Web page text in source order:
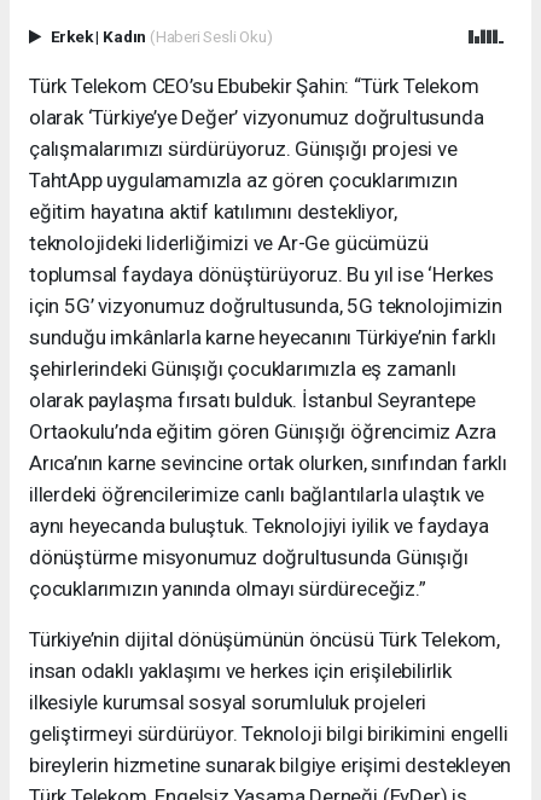
Erkek| Kadın (Haberi Sesli Oku)
Türk Telekom CEO’su Ebubekir Şahin: “Türk Telekom
olarak ‘Türkiye’ye Değer’ vizyonumuz doğrultusunda
çalışmalarımızı sürdürüyoruz. Günışığı projesi ve
TahtApp uygulamamızla az gören çocuklarımızın
eğitim hayatına aktif katılımını destekliyor,
teknolojideki liderliğimizi ve Ar-Ge gücümüzü
toplumsal faydaya dönüştürüyoruz. Bu yıl ise ‘Herkes
için 5G’ vizyonumuz doğrultusunda, 5G teknolojimizin
sunduğu imkânlarla karne heyecanını Türkiye’nin farklı
şehirlerindeki Günışığı çocuklarımızla eş zamanlı
olarak paylaşma fırsatı bulduk. İstanbul Seyrantepe
Ortaokulu’nda eğitim gören Günışığı öğrencimiz Azra
Arıca’nın karne sevincine ortak olurken, sınıfından farklı
illerdeki öğrencilerimize canlı bağlantılarla ulaştık ve
aynı heyecanda buluştuk. Teknolojiyi iyilik ve faydaya
dönüştürme misyonumuz doğrultusunda Günışığı
çocuklarımızın yanında olmayı sürdüreceğiz.”
Türkiye’nin dijital dönüşümünün öncüsü Türk Telekom,
insan odaklı yaklaşımı ve herkes için erişilebilirlik
ilkesiyle kurumsal sosyal sorumluluk projeleri
geliştirmeyi sürdürüyor. Teknoloji bilgi birikimini engelli
bireylerin hizmetine sunarak bilgiye erişimi destekleyen